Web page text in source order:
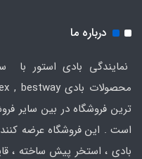
درباره ما
نمایندگی بادی استور با
ترین فروشگاه در بین سایر
است . این فروشگاه عرضه
بادی ، استخر پیش ساخته ،